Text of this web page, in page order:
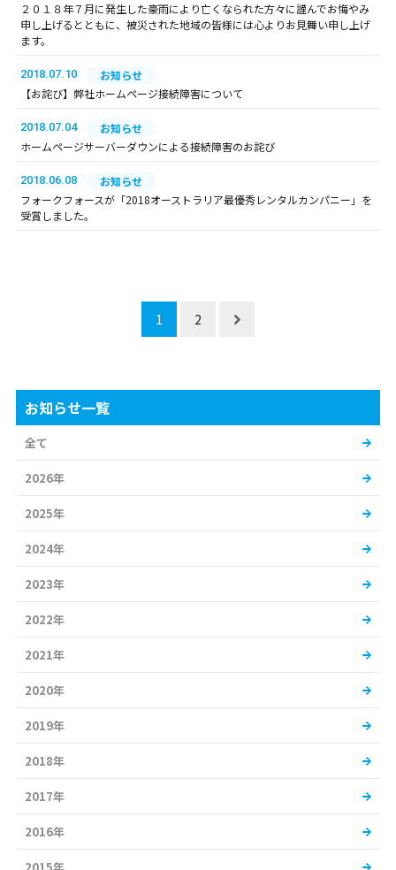
２０１８年７月に発生した豪雨により亡くなられた方々に謹んでお悔やみ
申し上げるとともに、被災された地域の皆様には心よりお見舞い申し上げ
ます。
2018.07.10
お知らせ
【お詫び】弊社ホームページ接続障害について
2018.07.04
お知らせ
ホームページサーバーダウンによる接続障害のお詫び
2018.06.08
お知らせ
フォークフォースが「2018オーストラリア最優秀レンタルカンパニー」を
受賞しました。
1 2
お知らせ一覧
全て
2026年
2025年
2024年
2023年
2022年
2021年
2020年
2019年
2018年
2017年
2016年